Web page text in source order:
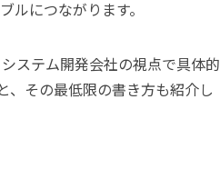
ルにつながります。
システム開発会社の視点で具体的
、その最低限の書き方も紹介し